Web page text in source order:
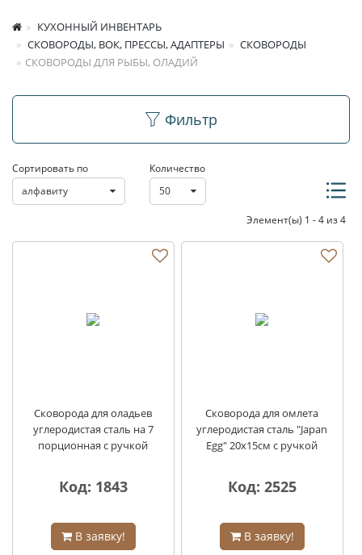
КУХОННЫЙ ИНВЕНТАРЬ
СКОВОРОДЫ, ВОК, ПРЕССЫ, АДАПТЕРЫ
СКОВОРОДЫ
СКОВОРОДЫ ДЛЯ РЫБЫ, ОЛАДИЙ
Сковороды для рыбы,
оладий
Фильтр
Сортировать по
алфавиту
Количество
50
Элемент(ы) 1 - 4 из 4
Сковорода для оладьев
углеродистая сталь на 7
порционная с ручкой
Код: 1843
В заявку!
Сковорода для омлета
углеродистая сталь "Japan
Egg" 20х15см с ручкой
Код: 2525
В заявку!